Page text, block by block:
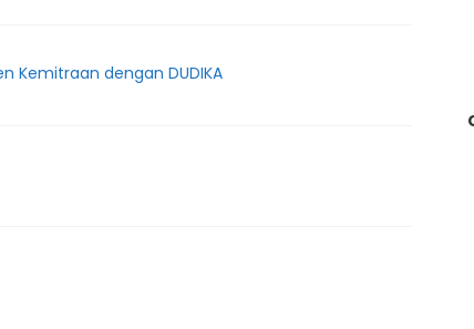
Kemitraan dengan DUDIKA